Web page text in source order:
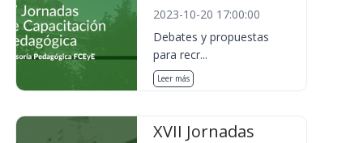
2023-10-20 17:00:00
Debates y propuestas
para recr...
Leer más
XVII Jornadas